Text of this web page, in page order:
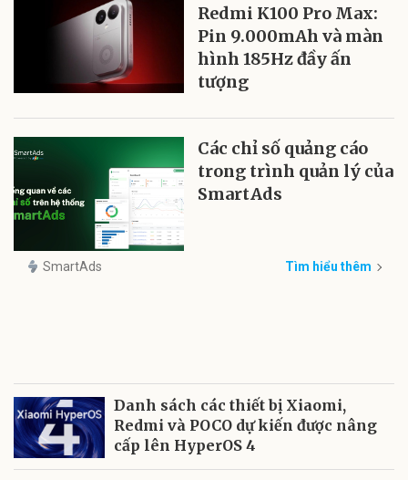
Redmi K100 Pro Max:
Pin 9.000mAh và màn
hình 185Hz đầy ấn
tượng
Các chỉ số quảng cáo
trong trình quản lý của
SmartAds
SmartAds Tìm hiểu thêm
Danh sách các thiết bị Xiaomi,
Redmi và POCO dự kiến được nâng
cấp lên HyperOS 4